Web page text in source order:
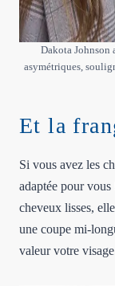
Dakota Johnson
asymétriques,
Et la
Si vous avez les
adaptée pour
cheveux lisses,
une coupe mi-
valeur votre